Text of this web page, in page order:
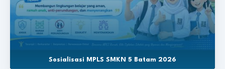
Sosialisasi MPLS SMKN 5 Batam 2026